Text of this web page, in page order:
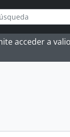
options
acceder a